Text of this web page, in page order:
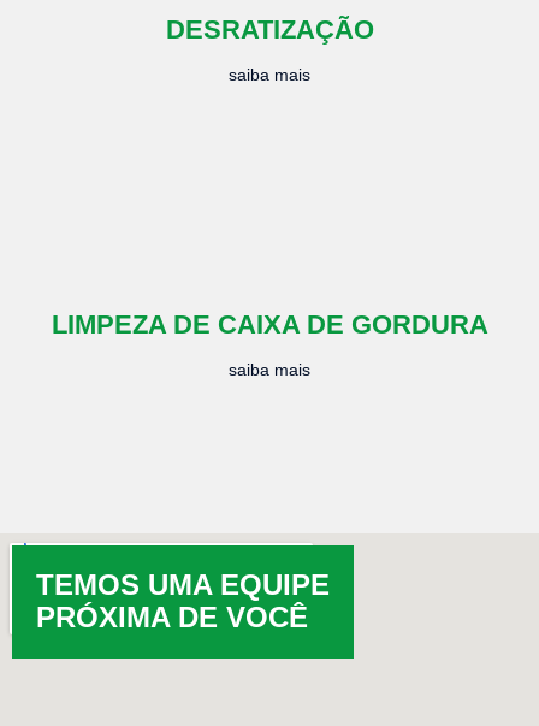
DESRATIZAÇÃO
saiba mais
LIMPEZA DE CAIXA DE GORDURA
saiba mais
TEMOS UMA EQUIPE
PRÓXIMA DE VOCÊ